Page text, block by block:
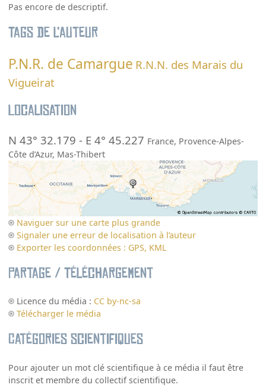
Pas encore de descriptif.
Tags de l’auteur
P.N.R. de Camargue R.N.N. des Marais du
Vigueirat
Localisation
N 43° 32.179 - E 4° 45.227 France, Provence-Alpes-
Côte d’Azur, Mas-Thibert
Naviguer sur une carte plus grande
Signaler une erreur de localisation à l’auteur
Exporter les coordonnées : GPS, KML
Partage / Téléchargement
Licence du média : CC by-nc-sa
Télécharger le média
Catégories scientifiques
Pour ajouter un mot clé scientifique à ce média il faut être
inscrit et membre du collectif scientifique.